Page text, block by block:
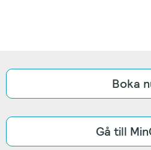
Boka
Gå till